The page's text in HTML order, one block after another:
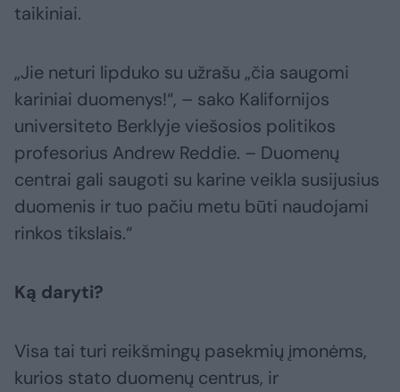
taikiniai.
„Jie neturi lipduko su užrašu „čia saugomi
kariniai duomenys!“, – sako Kalifornijos
universiteto Berklyje viešosios politikos
profesorius Andrew Reddie. – Duomenų
centrai gali saugoti su karine veikla susijusius
duomenis ir tuo pačiu metu būti naudojami
rinkos tikslais.“
Ką daryti?
Visa tai turi reikšmingų pasekmių įmonėms,
kurios stato duomenų centrus, ir